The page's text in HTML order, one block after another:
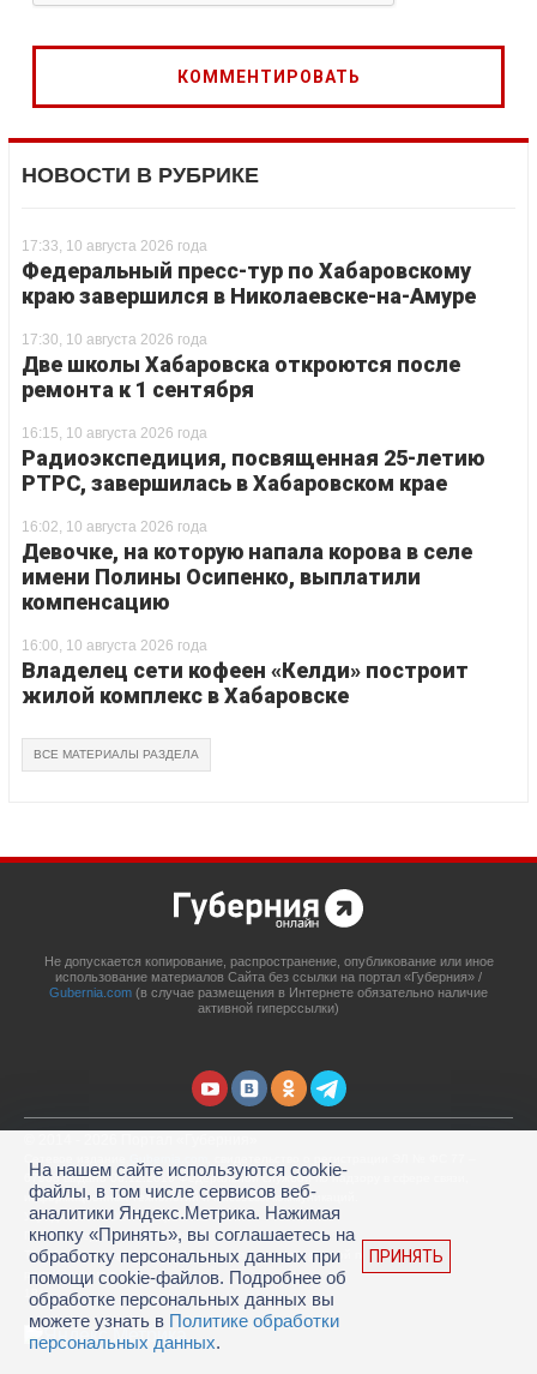
НОВОСТИ В РУБРИКЕ
17:33, 10 августа 2026 года
Федеральный пресс-тур по Хабаровскому
краю завершился в Николаевске-на-Амуре
17:30, 10 августа 2026 года
Две школы Хабаровска откроются после
ремонта к 1 сентября
16:15, 10 августа 2026 года
Радиоэкспедиция, посвященная 25-летию
РТРС, завершилась в Хабаровском крае
16:02, 10 августа 2026 года
Девочке, на которую напала корова в селе
имени Полины Осипенко, выплатили
компенсацию
16:00, 10 августа 2026 года
Владелец сети кофеен «Келди» построит
жилой комплекс в Хабаровске
ВСЕ МАТЕРИАЛЫ РАЗДЕЛА
Не допускается копирование, распространение, опубликование или иное
использование материалов Сайта без ссылки на портал «Губерния» /
Gubernia.com (в случае размещения в Интернете обязательно наличие
активной гиперссылки)
67908 выдано 06.12.2016 Федеральной службой по надзору в сфере связи,
информационных технологий и массовых коммуникаций.
Учредитель: ООО «Губерния Он-лайн»
Главный редактор: Гатаулина А.С.
Телефон редакции: (4212) 45-88-45, адрес электронной почты:
portal@gubernia.com
18+
На нашем сайте используются cookie-
файлы, в том числе сервисов веб-
аналитики Яндекс.Метрика. Нажимая
кнопку «Принять», вы соглашаетесь на
обработку персональных данных при
помощи cookie-файлов. Подробнее об
обработке персональных данных вы
можете узнать в Политике обработки
персональных данных.
ПРИНЯТЬ